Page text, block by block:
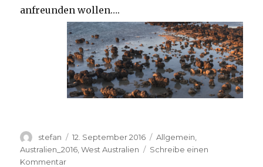
anfreunden wollen….
Autor
stefan
Veröffentlicht
am
12. September 2016 Kategorien
Allgemein
Australien_2016 ,West Australien
Schreibe einen
Kommentarzu